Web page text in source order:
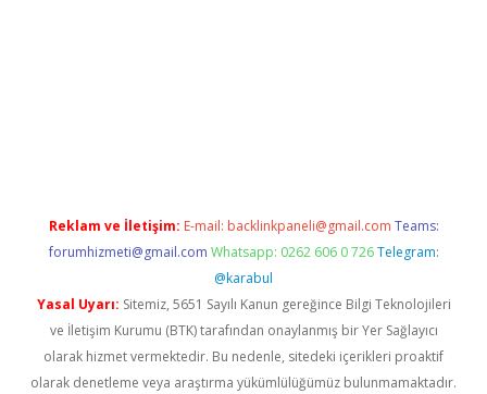
Reklam ve İletişim: E-mail: backlinkpaneli@gmail.com Teams:
forumhizmeti@gmail.com Whatsapp: 0262 606 0 726 Telegram:
@karabul
Yasal Uyarı: Sitemiz, 5651 Sayılı Kanun gereğince Bilgi Teknolojileri
ve İletişim Kurumu (BTK) tarafından onaylanmış bir Yer Sağlayıcı
olarak hizmet vermektedir. Bu nedenle, sitedeki içerikleri proaktif
olarak denetleme veya araştırma yükümlülüğümüz bulunmamaktadır.